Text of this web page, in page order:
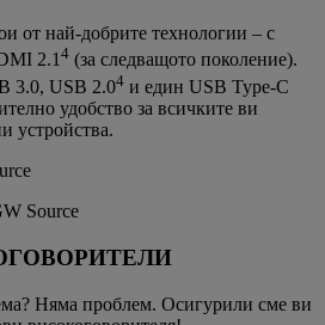
от най-добрите технологии – с
2.14 (за следващото поколение).
3.0, USB 2.04 и един USB Type-C
удобство за всичките ви
устройства.
Няма проблем. Осигурили сме ви